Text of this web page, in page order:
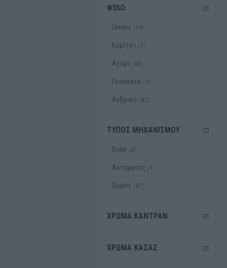
ΦΥΛΟ
Unisex 14
Κορίτσι 1
Αγόρι 45
Γυναικείο 1
Ανδρικό 57
ΤΥΠΟΣ ΜΗΧΑΝΙΣΜΟΥ
Solar 3
Αυτόματος 1
Quartz 57
ΧΡΩΜΑ ΚΑΝΤΡΑΝ
ΧΡΩΜΑ ΚΑΣΑΣ